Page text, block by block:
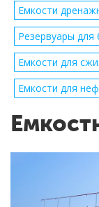
Емкости
Резервуары для
Емкости для
Емкости для